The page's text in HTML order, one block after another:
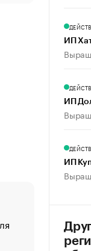
«От спорта
создавшей
ИП
ИП
ИП